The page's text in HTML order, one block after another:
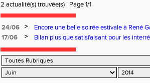
2 actualité(s) trouvée(s) | Page 1/1
24/06 >
Encore une belle soirée estivale à René
17/06
>
Bilan plus que satisfaisant pour les
MIM